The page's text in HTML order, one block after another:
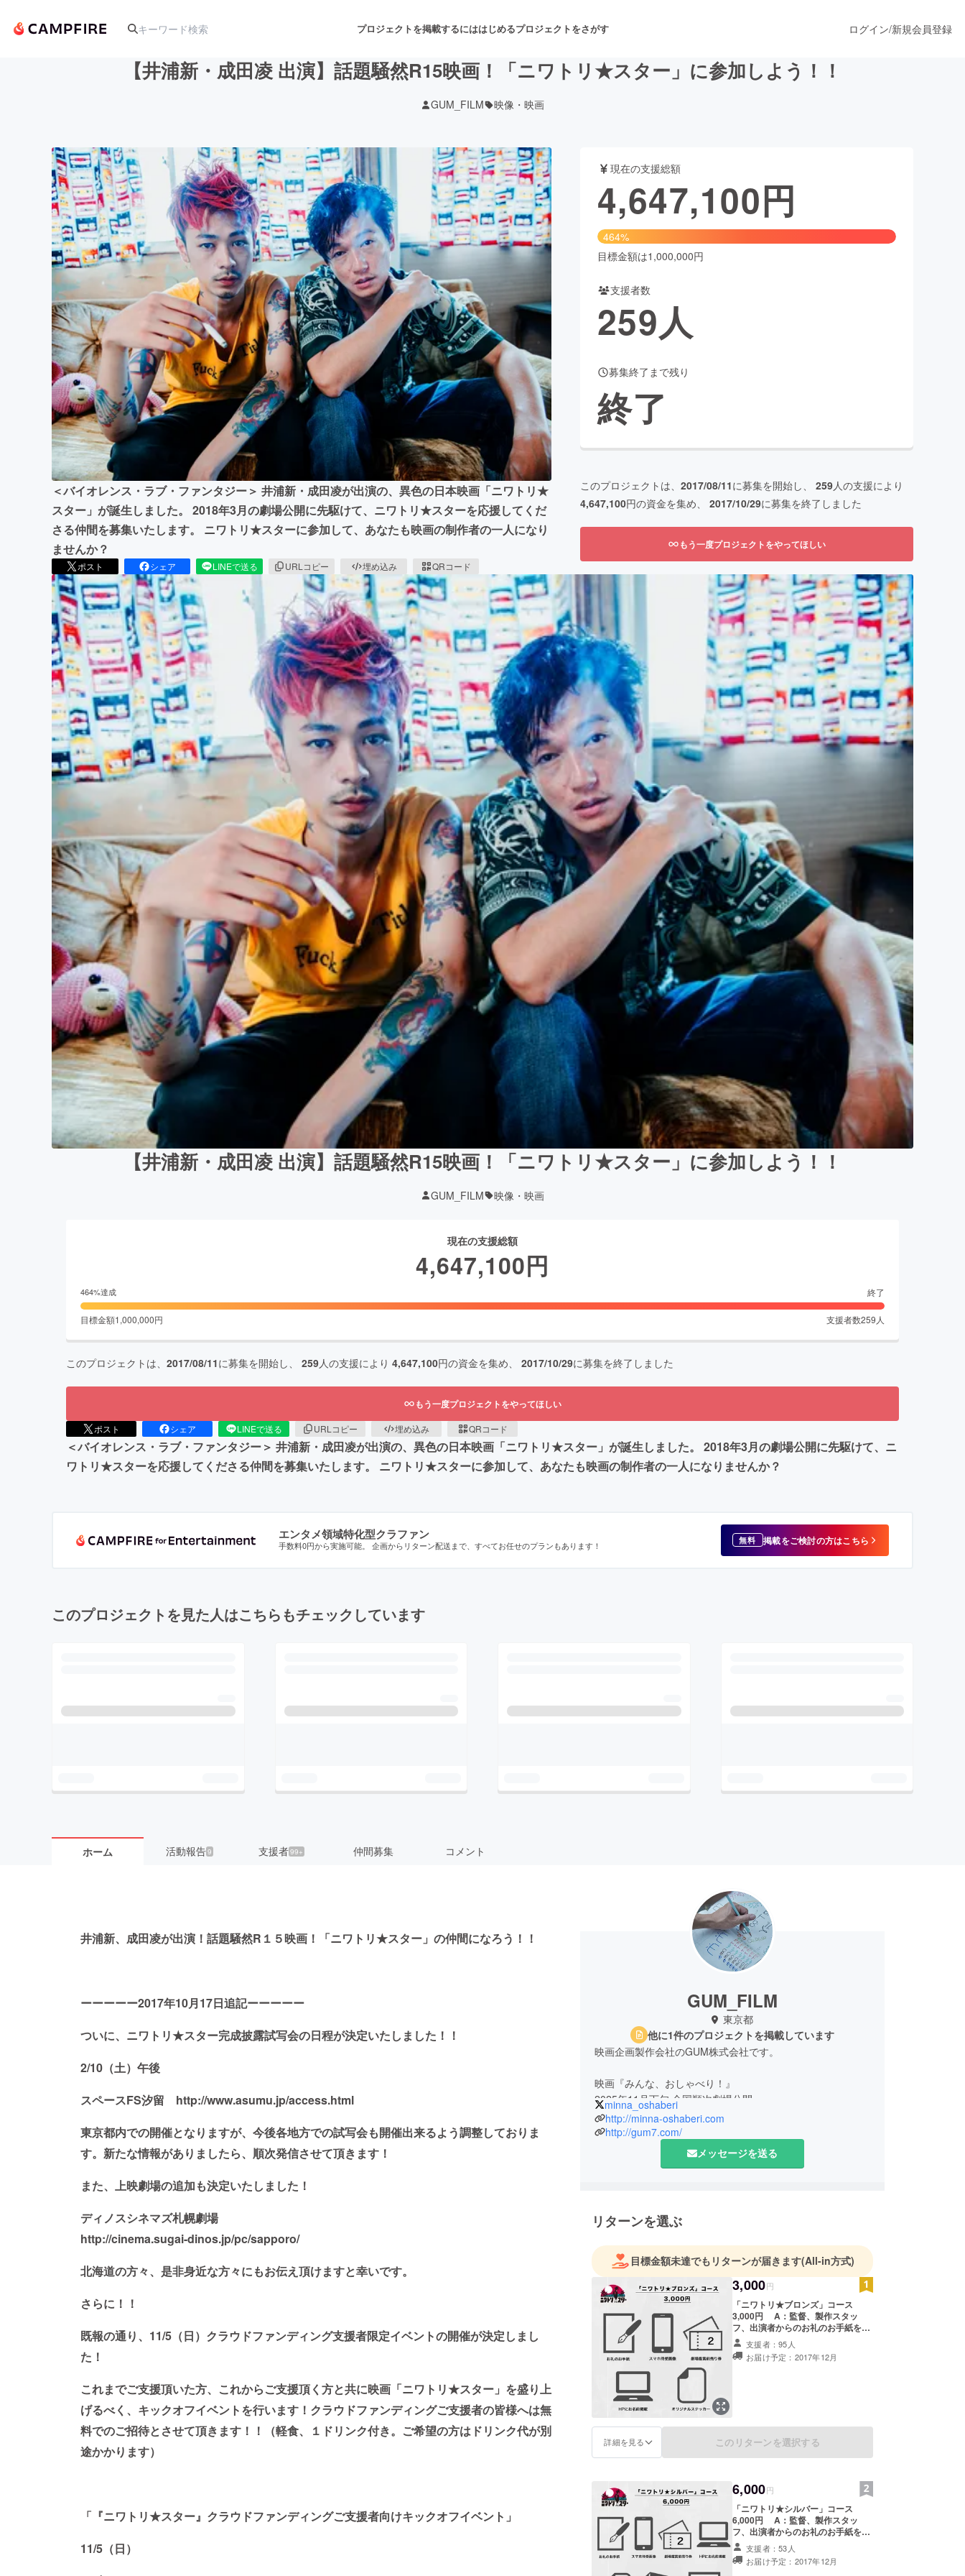
プロジェクトを掲載するにははじめるプロジェクトをさがす
アート・写真 音楽 舞台・パフォーマンス
テクノロジー・ガジェット ゲーム・サービス開発 フード・飲食店 ファッション
映像・映画 書籍・雑誌出版 アニメ・漫画
ビジネス・起業 チャレンジ ビューティー・ヘルスケア
まちづくり・地域活性化
CAMPFIRE for Social GoodCAMPFIRE Creation
CAMPFIREふるさと納税 machi-yaコミュニティ
ログイン/新規会員登録
【井浦新・成田凌 出演】話題騒然R15映画！「ニワトリ★スター」に参加しよう！！
GUM_FILM 映像・映画
＜バイオレンス・ラブ・ファンタジー＞ 井浦新・成田凌が出演の、異色の日本映画「ニワトリ★
スター」が誕生しました。 2018年3月の劇場公開に先駆けて、ニワトリ★スターを応援してくだ
さる仲間を募集いたします。 ニワトリ★スターに参加して、あなたも映画の制作者の一人になり
ませんか？
ポスト シェア LINEで送る URLコピー 埋め込み QRコード
現在の支援総額
4,647,100円
464%
目標金額は1,000,000円
支援者数
259人
募集終了まで残り
終了
このプロジェクトは、 2017/08/11に募集を開始し、 259人の支援により
4,647,100円の資金を集め、 2017/10/29に募集を終了しました
もう一度プロジェクトをやってほしい
【井浦新・成田凌 出演】話題騒然R15映画！「ニワトリ★スター」に参加しよう！！
GUM_FILM 映像・映画
現在の支援総額
4,647,100円
464%達成 終了
目標金額1,000,000円 支援者数259 人
このプロジェクトは、 2017/08/11に募集を開始し、 259人の支援により 4,647,100円の資金を集め、 2017/10/29に募集を終了しました
もう一度プロジェクトをやってほしい
ポスト シェア LINEで送る URLコピー 埋め込み QRコード
＜バイオレンス・ラブ・ファンタジー＞ 井浦新・成田凌が出演の、異色の日本映画「ニワトリ★スター」が誕生しました。 2018年3月の劇場公開に先駆けて、ニ
ワトリ★スターを応援してくださる仲間を募集いたします。 ニワトリ★スターに参加して、あなたも映画の制作者の一人になりませんか？
エンタメ領域特化型クラファン
手数料0円から実施可能。 企画からリターン配送まで、すべてお任せのプランもあります！ 無料 掲載をご検討の方はこちら
このプロジェクトを見た人はこちらもチェックしています
ホーム 活動報告9 支援者99+ 仲間募集 コメント
井浦新、成田凌が出演！話題騒然R１５映画！ 「ニワトリ★スター」の仲間になろう！！
ーーーーー2017年10月17日追記ーーーーー
ついに、ニワトリ★スター完成披露試写会の日程が決定いたしました！！
2/10（土）午後
スペースFS汐留 http://www.asumu.jp/access.html
東京都内での開催となりますが、今後各地方での試写会も開催出来るよう調整しておりま
す。新たな情報がありましたら、順次発信させて頂きます！
また、上映劇場の追加も決定いたしました！
ディノスシネマズ札幌劇場
http://cinema.sugai-dinos.jp/pc/sapporo/
北海道の方々、是非身近な方々にもお伝え頂けますと幸いです。
さらに！！
既報の通り、11/5（日）クラウドファンディング支援者限定イベントの開催が決定しまし
た！
これまでご支援頂いた方、これからご支援頂く方と共に映画「ニワトリ★スター」を盛り上
げるべく、キックオフイベントを行います！クラウドファンディングご支援者の皆様へは無
料でのご招待とさせて頂きます！！（軽食、１ドリンク付き。ご希望の方はドリンク代が別
途かかります）
「『ニワトリ★スター』クラウドファンディングご支援者向けキックオフイベント」
11/5（日）
GUM_FILM
東京都
他に1件のプロジェクトを掲載しています
映画企画製作会社のGUM株式会社です。
映画『みんな、おしゃべり！』
2025年11月下旬 全国順次劇場公開
出演：長澤樹、毛塚和義、福田凰希、ユードゥルム・フラッ
ト、Murat Çiçek、那須英彰、今井彰人、板橋駿谷、小野花梨
手話指導：江副悟史
クルド表現監修：Vakkas Colak
協力：日本ろう芸術協会、東京都障害者スポーツ協会など
企画・製作プロダクション：GUM株式会社
配給協力：Mou Pro.
助成：文化庁文化芸術振興費補助金（日本映画製作支援事
業）｜独立行政法人日本芸術文化振興会
©2025映画『みんな、 おしゃべり！』製作委員会
minna_oshaberi
http://minna-oshaberi.com
http://gum7.com/
メッセージを送る
リターンを選ぶ
目標金額未達でもリターンが届きます(All-in方式)
3,000円
「ニワトリ★ブロンズ」コース
3,000円 A：監督、製作スタッ
フ、出演者からのお礼のお手紙をお
届け B：【CAMPFIRE限定】携帯待
受画像（１種類） C：前売り鑑賞券
２枚 D：「ニワトリ★スター」公式
支援者：95人
お届け予定：2017年12月
詳細を見る このリターンを選択する
6,000円
「ニワトリ★シルバー」コース
6,000円 A：監督、製作スタッ
フ、出演者からのお礼のお手紙をお
届け B：【CAMPFIRE限定】携帯待
受画像（１種類） C：前売り鑑賞券
２枚 D：「ニワトリ★スター」公式
支援者：53人
お届け予定：2017年12月